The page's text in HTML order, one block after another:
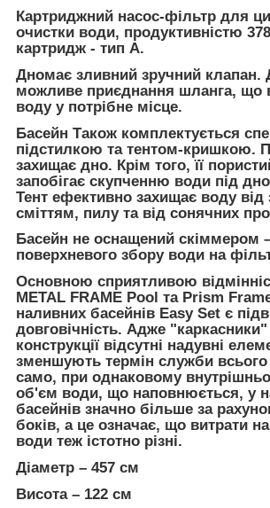
Картриджний насос-фільтр для
очистки води, продуктивністю
картридж - тип A.
Дномає зливний зручний клапан.
можливе приєднання шланга, що
воду у потрібне місце.
Басейн Також комплектується
підстилкою та тентом-кришкою.
захищає дно. Крім того, її
запобігає скупченню води під
Тент ефективно захищає воду від
сміттям, пилу та від сонячних
Басейн не оснащений скіммером
поверхневого збору води на
Основною сприятливою
METAL FRAME Pool та Prism
наливних басейнів Easy Set є
довговічність. Адже "каркасники"
конструкції відсутні надувні
зменшують термін служби всього
само, при однаковому
об'єм води, що наповнюється, у
басейнів значно більше за
боків, а це означає, що витрати
води теж істотно різні.
Діаметр – 457 см
Висота – 122 см